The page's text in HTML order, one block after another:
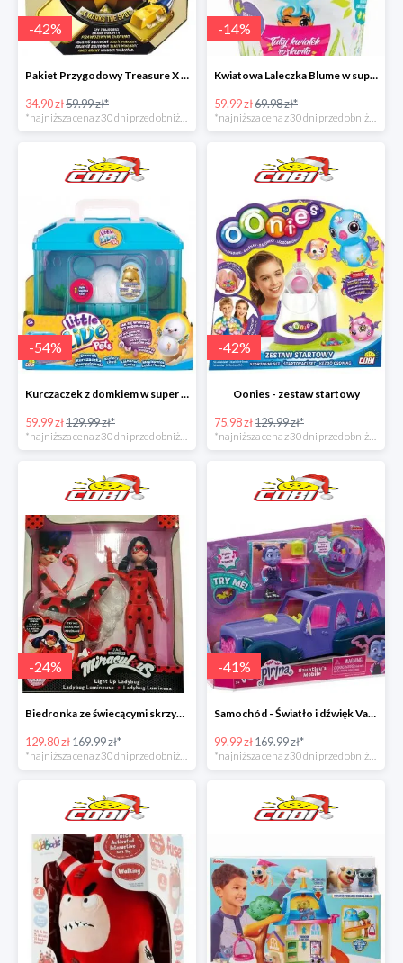
-42%
Pakiet Przygodowy Treasure X w super cenie
34.90 zł59.99 zł*
-14%
Kwiatowa Laleczka Blume w super cenie
59.99 zł69.98 zł*
-54%
Kurczaczek z domkiem w super cenie
59.99 zł129.99 zł*
*najniższa cena z 30 dni przed obniżką
-42%
Oonies - zestaw startowy
75.98 zł129.99 zł*
*najniższa cena z 30 dni przed obniżką
-24%
Biedronka ze świecącymi skrzydełkami - Miraculous
129.80 zł169.99 zł*
-41%
Samochód - Światło i dźwięk Vampirina
99.99 zł169.99 zł*